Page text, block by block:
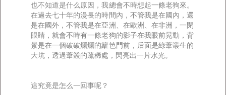
也不知道是什么原因，我總會不時想起一條老狗來。
在過去七十年的漫長的時間內，不管我是在國內，還
是在國外，不管我是在亞洲、在歐洲、在非洲，一閉
眼睛，就會不時有一條老狗的影子在我眼前晃動，背
景是在一個破破爛爛的籬笆門前，后面是綠葦叢生的
大坑，透過葦叢的疏稀處，閃亮出一片水光。
這究竟是怎么一回事呢？